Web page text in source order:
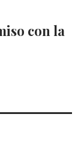
con la